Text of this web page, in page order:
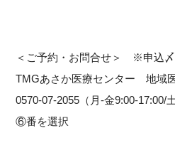
＜ご予約・お問合せ＞ ※申込〆
TMGあさか医療センター 地域
0570-07-2055（月-金9:00-17:00/
⑥番を選択